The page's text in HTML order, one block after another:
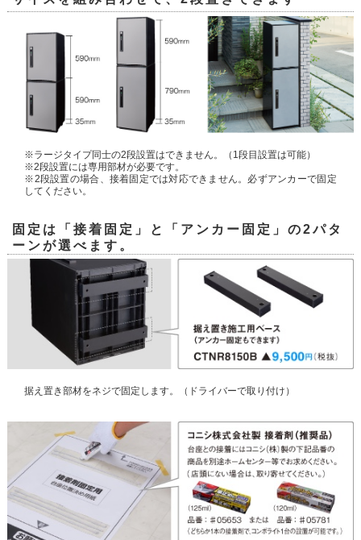
※ラージタイプ同士の2段設置はできません。（1段目設置は可能）
※2段設置には専用部材が必要です。
※2段設置の場合、接着固定では対応できません。必ずアンカーで固定
してください。
固定は「接着固定」と「アンカー固定」の2パタ
ーンが選べます。
据え置き部材をネジで固定します。（ドライバーで取り付け）